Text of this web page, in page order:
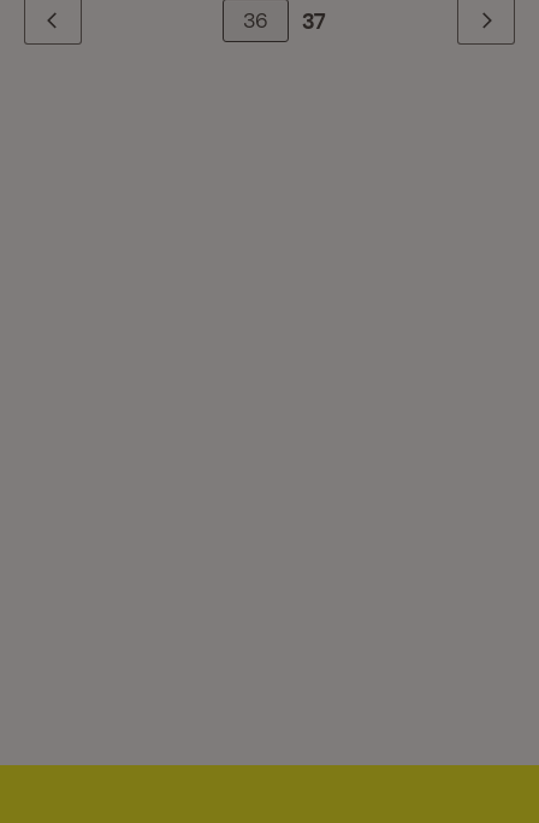
Zurück 36 37 Weiter